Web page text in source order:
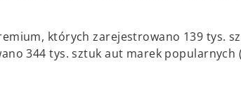
których zarejestrowano 139 tys.
344 tys. sztuk aut marek popularnych